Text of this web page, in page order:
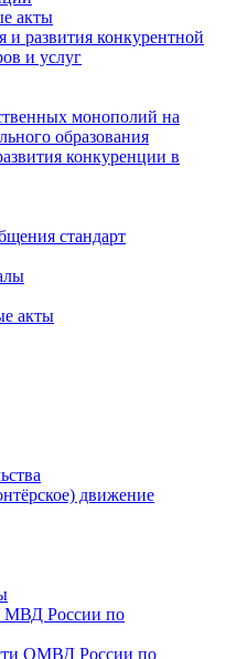
акты
развития конкурентной
и услуг
монополий на
образования
конкуренции в
стандарт
акты
движение
МВД России по
ОМВД России по